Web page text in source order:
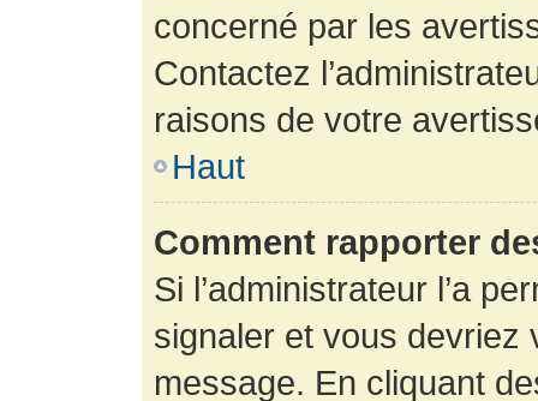
concerné par les
Contactez
raisons de votre
Haut
Comment rapporter
Si l’administrateur l’a
signaler et vous devriez
message. En cliquant